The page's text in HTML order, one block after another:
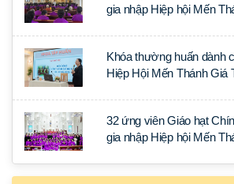
gia nhập Hiệp hội Mến
Khóa thường huấn dành
Hiệp Hội Mến Thánh Giá
32 ứng viên Giáo hạt
gia nhập Hiệp hội Mến